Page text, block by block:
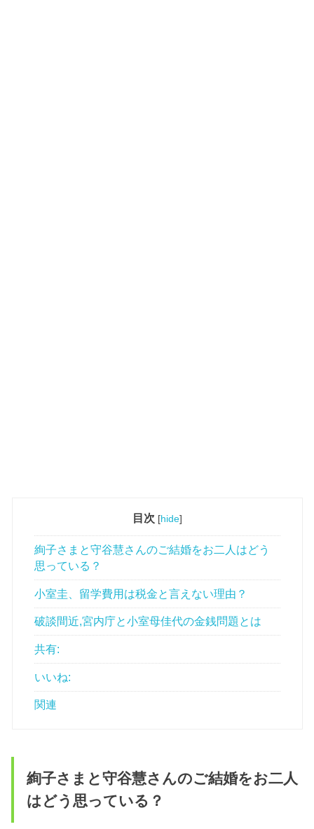
目次 [hide]
絢子さまと守谷慧さんのご結婚をお二人はどう
思っている？
小室圭、留学費用は税金と言えない理由？
破談間近,宮内庁と小室母佳代の金銭問題とは
共有:
いいね:
関連
絢子さまと守谷慧さんのご結婚をお二人
はどう思っている？